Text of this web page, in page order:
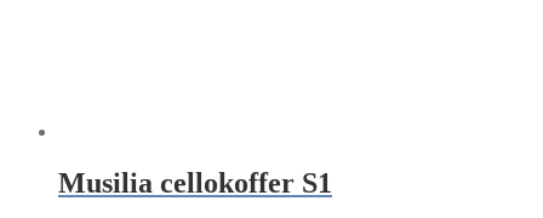
Musilia cellokoffer S1